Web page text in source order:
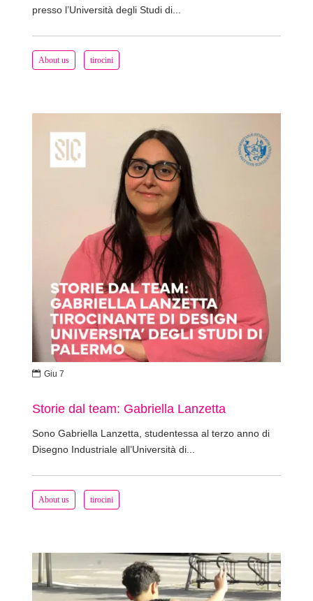
About us tirocini
presso l’Università degli Studi di...
About us tirocini
Storie dal team: Gabriella Lanzetta
Sono Gabriella Lanzetta, studentessa al terzo anno di
Disegno Industriale all’Università di...
 Giu 7